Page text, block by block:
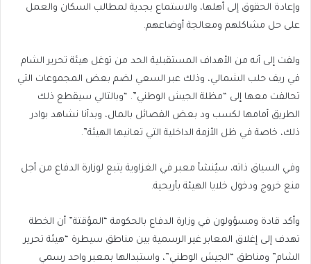
وإعادة الحقوق إلى أهلها، والاستماع بجدية لمطالب السكان والعمل
على حل مشاكلهم ومعالجة أوضاعهم.
ولفت إلى أنه من الأهداف المستقبلية الحد من توغل هيئة تحرير الشام
في ريف حلب الشمالي، وذلك عبر السعي لضم بعض المجموعات التي
تحالفت معها إلى “مظلة الجيش الوطني”. “وبالتالي سيقطع ذلك
الطريق أمامها لكسب ود بعض الفصائل بالمال، وبدأنا نشاهد بوادر
ذلك، خاصة في ظل الأزمة الداخلية التي تعانيها الهيئة”.
وفي السياق ذاته، سيُنشأ معبر في الغزاوية يتبع لوزارة الدفاع من أجل
منع خروج ودخول خلايا الهيئة بأريحية.
وأكد قادة ومسؤولون في وزارة الدفاع بالحكومة “المؤقتة” أن الخطة
تهدف إلى إغلاق المعابر غير الرسمية بين مناطق سيطرة “هيئة تحرير
الشام” ومناطق “الجيش الوطني”، واستبدالها بمعبر واحد رسمي